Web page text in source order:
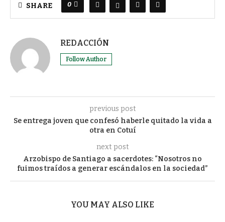
SHARE 0
REDACCIÓN
Follow Author
previous post
Se entrega joven que confesó haberle quitado la vida a
otra en Cotuí
next post
Arzobispo de Santiago a sacerdotes: “Nosotros no
fuimos traídos a generar escándalos en la sociedad”
YOU MAY ALSO LIKE